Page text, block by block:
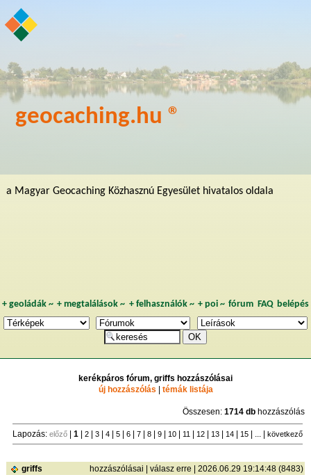
geocaching.hu ®
a Magyar Geocaching Közhasznú Egyesület hivatalos oldala
+ geoládák~ +megtalálások ~ + felhasználók~ + poi~ fórum FAQ belépés
kerékpáros fórum, griffs hozzászólásai
új hozzászólás
témák listája
Összesen:1714 db hozzászólás
Lapozás:előző |1 2 3 4 5 6 7 8 9 10 11 12 13 14 15 | ... |következő
griffs hozzászólásai |válasz erre | 2026.06.29 19:14:48 (8483)